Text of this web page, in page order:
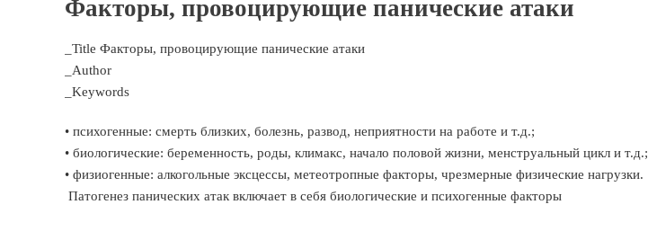
Факторы, провоцирующие панические атаки
_Title Факторы, провоцирующие панические атаки
_Author
_Keywords
• психогенные: смерть близких, болезнь, развод, неприятности на работе и т.д.;
• биологические: беременность, роды, климакс, начало половой жизни, менструальный цикл и т.д.;
• физиогенные: алкогольные эксцессы, метеотропные факторы, чрезмерные физические нагрузки.
Патогенез панических атак включает в себя биологические и психогенные факторы